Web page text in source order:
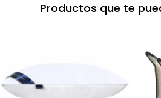
Productos que te